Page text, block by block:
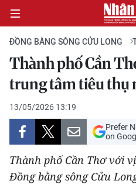
CHÍNH TRỊ
KINH TẾ
VĂN HÓA
XÃ HỘI
ĐỒNG BẰNG SÔNG CỬU LONG
Thành phố Cần
trung tâm tiêu thụ
13/05/2026 13:19
Prefer
on
Thành phố Cần Thơ với
Đồng bằng sông Cửu